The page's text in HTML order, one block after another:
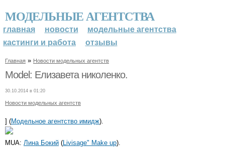
МОДЕЛЬНЫЕ АГЕНТСТВА
главная новости
модельные агентства
кастинги и работа
отзывы
Главная » Новости модельных агентств
Model: Елизавета николенко.
30.10.2014 в 01:20
Новости модельных агентств
] (Модельное агентство имидж).
MUA: Лина Бокий (Livisage" Make up).